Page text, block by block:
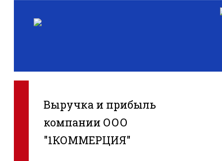
Выручка и прибыль
компании ООО
"1КОММЕРЦИЯ"